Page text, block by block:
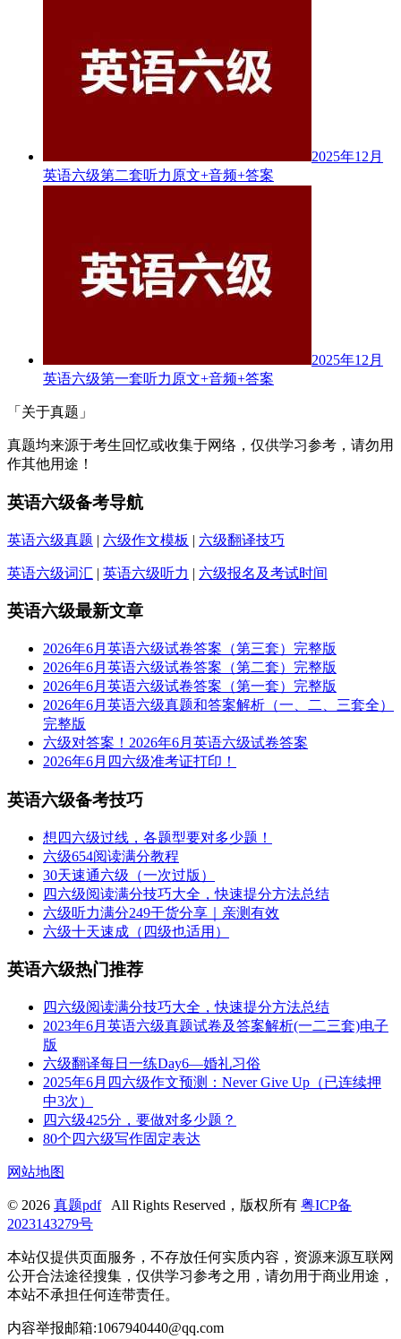
2025年12月
英语六级第二套听力原文+音频+答案
2025年12月
英语六级第一套听力原文+音频+答案
「关于真题」
真题均来源于考生回忆或收集于网络，仅供学习参考，请勿用
作其他用途！
英语六级备考导航
英语六级真题 | 六级作文模板 | 六级翻译技巧
英语六级词汇 | 英语六级听力 | 六级报名及考试时间
英语六级最新文章
2026年6月英语六级试卷答案（第三套）完整版
2026年6月英语六级试卷答案（第二套）完整版
2026年6月英语六级试卷答案（第一套）完整版
2026年6月英语六级真题和答案解析（一、二、三套全）
完整版
六级对答案！2026年6月英语六级试卷答案
2026年6月四六级准考证打印！
英语六级备考技巧
想四六级过线，各题型要对多少题！
六级654阅读满分教程
30天速通六级（一次过版）
四六级阅读满分技巧大全，快速提分方法总结
六级听力满分249干货分享｜亲测有效
六级十天速成（四级也适用）
英语六级热门推荐
四六级阅读满分技巧大全，快速提分方法总结
2023年6月英语六级真题试卷及答案解析(一二三套)电子
版
六级翻译每日一练Day6—婚礼习俗
2025年6月四六级作文预测：Never Give Up（已连续押
中3次）
四六级425分，要做对多少题？
80个四六级写作固定表达
网站地图
© 2026 真题pdfAll Rights Reserved，版权所有 粤ICP备
2023143279号
本站仅提供页面服务，不存放任何实质内容，资源来源互联网
公开合法途径搜集，仅供学习参考之用，请勿用于商业用途，
本站不承担任何连带责任。
内容举报邮箱:1067940440@qq.com